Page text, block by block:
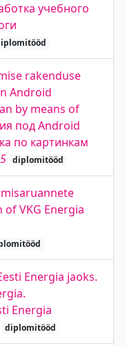
учебного
rakenduse
Android
by means of
под Android
по картинкам
diplomitööd
VKG Energia
Energia jaoks.
Energia
diplomitööd